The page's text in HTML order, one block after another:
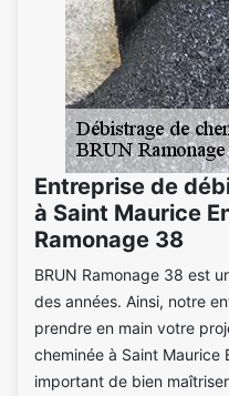
Entreprise de
à Saint Maurice
Ramonage 38
BRUN Ramonage 38 est
des années. Ainsi, notre
prendre en main votre
cheminée à Saint Maurice
important de bien